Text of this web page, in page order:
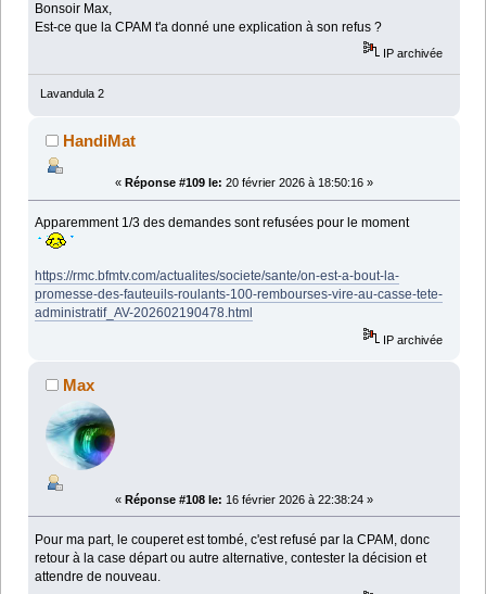
Bonsoir Max,
Est-ce que la CPAM t'a donné une explication à son refus ?
IP archivée
Lavandula 2
HandiMat
« Réponse #109 le: 20 février 2026 à 18:50:16 »
Apparemment 1/3 des demandes sont refusées pour le moment
https://rmc.bfmtv.com/actualites/societe/sante/on-est-a-bout-la-
promesse-des-fauteuils-roulants-100-rembourses-vire-au-casse-tete-
administratif_AV-202602190478.html
IP archivée
Max
« Réponse #108 le: 16 février 2026 à 22:38:24 »
Pour ma part, le couperet est tombé, c'est refusé par la CPAM, donc
retour à la case départ ou autre alternative, contester la décision et
attendre de nouveau.